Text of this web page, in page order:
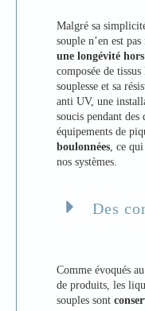
Malgré sa
souple n’en est
une longévité
composée de
souplesse et sa
anti UV, une
soucis pendant des
équipements de
boulonnées , ce
nos systèmes.
Des
Comme évoqués
de produits, les
souples sont